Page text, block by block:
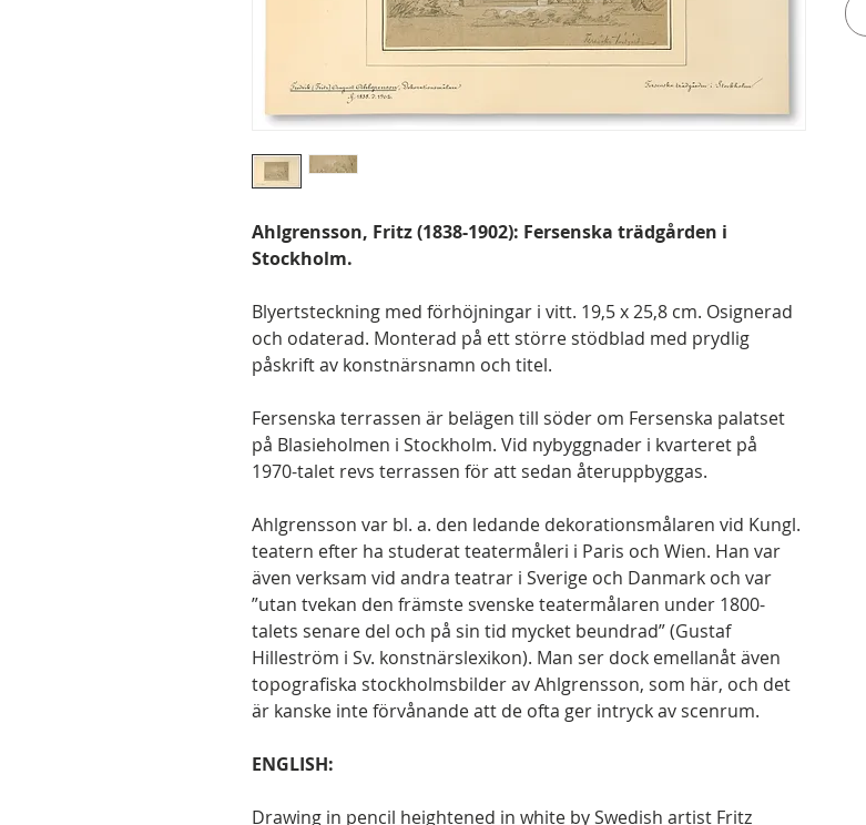
Ahlgrensson, Fritz (1838-1902): Fersenska trädgården i
Stockholm.
Blyertsteckning med förhöjningar i vitt. 19,5 x 25,8 cm. Osignerad
och odaterad. Monterad på ett större stödblad med prydlig
påskrift av konstnärsnamn och titel.
Fersenska terrassen är belägen till söder om Fersenska palatset
på Blasieholmen i Stockholm. Vid nybyggnader i kvarteret på
1970-talet revs terrassen för att sedan återuppbyggas.
Ahlgrensson var bl. a. den ledande dekorationsmålaren vid Kungl.
teatern efter ha studerat teatermåleri i Paris och Wien. Han var
även verksam vid andra teatrar i Sverige och Danmark och var
”utan tvekan den främste svenske teatermålaren under 1800-
talets senare del och på sin tid mycket beundrad” (Gustaf
Hilleström i Sv. konstnärslexikon). Man ser dock emellanåt även
topografiska stockholmsbilder av Ahlgrensson, som här, och det
är kanske inte förvånande att de ofta ger intryck av scenrum.
ENGLISH:
Drawing in pencil heightened in white by Swedish artist Fritz